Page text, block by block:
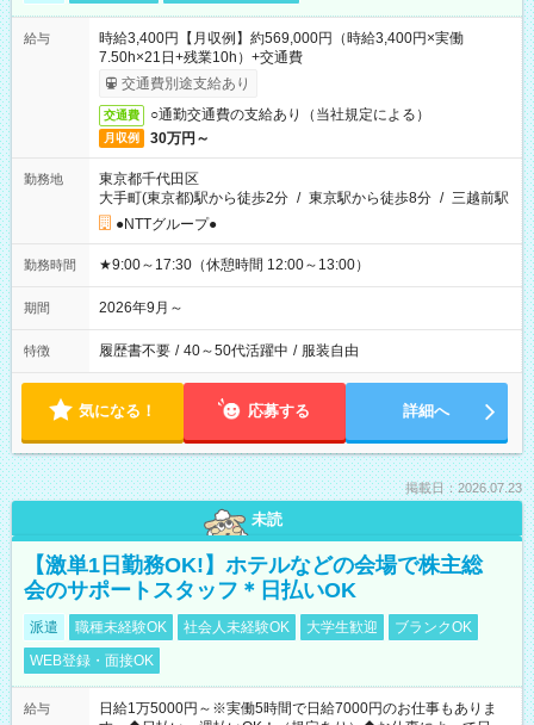
給与
時給3,400円【月収例】約569,000円（時給3,400円×実働
7.50h×21日+残業10h）+交通費
交通費別途支給あり
交通費 ○通勤交通費の支給あり（当社規定による）
月収例 30万円～
勤務地
東京都千代田区
大手町(東京都)駅から徒歩2分 / 東京駅から徒歩8分 / 三越前駅
●NTTグループ●
勤務時間 ★9:00～17:30（休憩時間 12:00～13:00）
期間 2026年9月～
特徴 履歴書不要 / 40～50代活躍中 / 服装自由
気になる！ 応募する 詳細へ
掲載日：2026.07.23
未読
【激単1日勤務OK!】ホテルなどの会場で株主総
会のサポートスタッフ＊日払いOK
派遣 職種未経験OK 社会人未経験OK 大学生歓迎
ブランクOK
WEB登録・面接OK
給与
日給1万5000円～※実働5時間で日給7000円のお仕事もありま